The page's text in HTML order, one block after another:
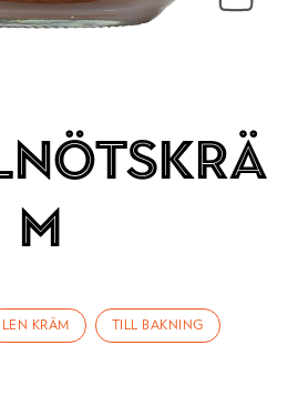
m
LEN KRÄM TILL BAKNING